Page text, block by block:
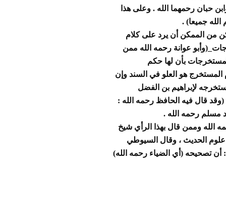
حبان رحمهما الله . وعلى هذا
جميعا) .
من الممكن أن يرد على كلام
عوانة رحمه الله ممن
بأن لها حكم
هو العلو في السند وإن
لإبراهيم بن الفضل
(وقد قال فيه الحافظ رحمه الله :
مسلم رحمه الله .
الله وممن قال بهذا الرأي شيخ
علوم الحديث ، وقال السيوطي
أن تصحيحه (أي الضياء رحمه الله)